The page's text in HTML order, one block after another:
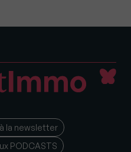
la newsletter
PODCASTS